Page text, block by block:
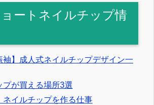
ートネイルチップ情
袖】成人式ネイルチップデザイン一
プが買える場所3選
ネイルチップを作る仕事